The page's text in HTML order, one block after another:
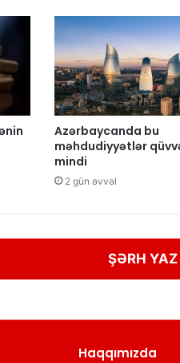
Azərbaycanda bu
məhdudiyyətlər
mindi
2 gün əvvəl
ŞƏRH YAZ
Haqqımızda